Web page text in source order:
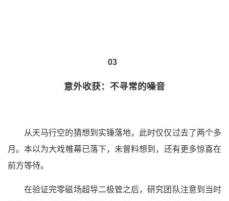
03
意外收获：不寻常的噪音
从天马行空的猜想到实锤落地，此时仅仅过去了两个多
月。本以为大戏帷幕已落下，未曾料想到，还有更多惊喜在
前方等待。
在验证完零磁场超导二极管之后，研究团队注意到当时